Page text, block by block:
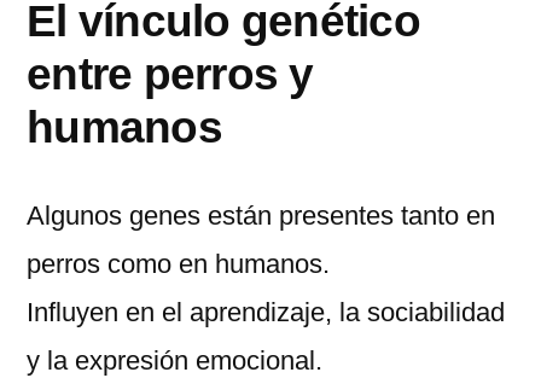
El vínculo genético
entre perros y
humanos
Algunos genes están presentes tanto en
perros como en humanos.
Influyen en el aprendizaje, la sociabilidad
y la expresión emocional.